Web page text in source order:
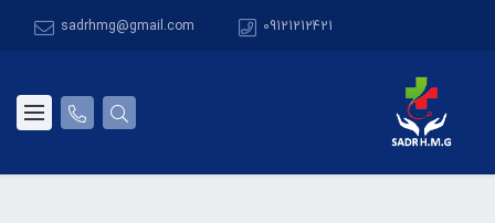
09121212421
sadrhmg@gmail.com